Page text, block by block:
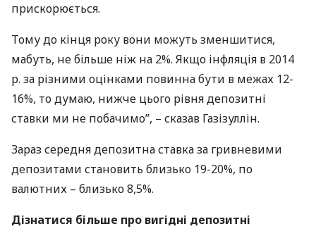
прискорюється.
Тому до кінця року вони можуть зменшитися,
мабуть, не більше ніж на 2%. Якщо інфляція в 2014
р. за різними оцінками повинна бути в межах 12-
16%, то думаю, нижче цього рівня депозитні
ставки ми не побачимо”, – сказав Газізуллін.
Зараз середня депозитна ставка за гривневими
депозитами становить близько 19-20%, по
валютних – близько 8,5%.
Дізнатися більше про вигідні депозитні